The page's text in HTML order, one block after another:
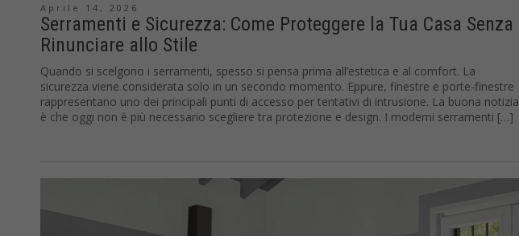
Aprile 14, 2026
Serramenti e Sicurezza: Come Proteggere la Tua Casa Senza
Rinunciare allo Stile
Quando si scelgono i serramenti, spesso si pensa prima all’estetica e al comfort. La
sicurezza viene considerata solo in un secondo momento. Eppure, finestre e porte-finestre
rappresentano uno dei principali punti di accesso per tentativi di intrusione. La buona notizia
è che oggi non è più necessario scegliere tra protezione e design. I moderni serramenti […]